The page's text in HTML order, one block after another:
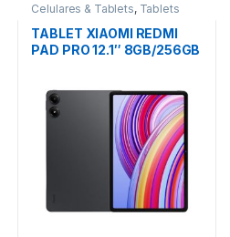
Celulares & Tablets, Tablets
TABLET XIAOMI REDMI
PAD PRO 12.1″ 8GB/256GB